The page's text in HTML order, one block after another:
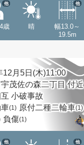
歳
他
晴
幅13.0～
19.5m
他
12月5日(木)11:00
茂佐の森二丁目 付近
小破事故
(1) 原付二種二輪車(1)
負傷(1)
他 他